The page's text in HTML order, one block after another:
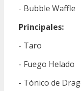
- Bubble Waffle
Principales:
- Taro
- Fuego Helado
- Tónico de